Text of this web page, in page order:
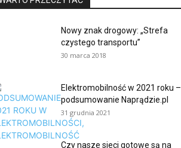
Nowy znak drogowy: „Strefa
czystego transportu”
30 marca 2018
Elektromobilność w 2021 roku –
podsumowanie Naprądzie.pl
31 grudnia 2021
Czy nasze sieci gotowe są na